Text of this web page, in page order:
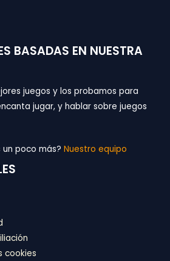
BASADAS EN NUESTRA
juegos y los probamos para
jugar, y hablar sobre juegos
poco más? Nuestro equipo
cookies